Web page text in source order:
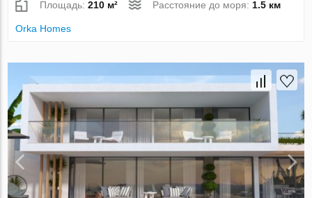
Площадь:210 м² Расстояние до моря:1.5 км
Orka Homes